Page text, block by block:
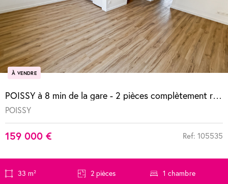
À VENDRE
POISSY à 8 min de la gare - 2 pièces complètement refait à neuf
POISSY
159 000 € Ref: 105535
33 m² 2 pièces 1 chambre